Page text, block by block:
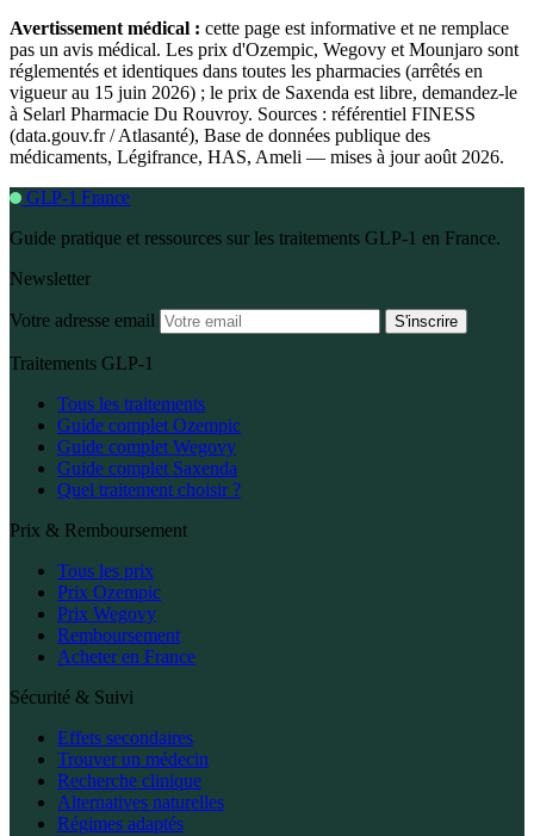
Avertissement médical : cette page est informative et ne remplace
pas un avis médical. Les prix d'Ozempic, Wegovy et Mounjaro sont
réglementés et identiques dans toutes les pharmacies (arrêtés en
vigueur au 15 juin 2026) ; le prix de Saxenda est libre, demandez-le
à Selarl Pharmacie Du Rouvroy. Sources : référentiel FINESS
(data.gouv.fr / Atlasanté), Base de données publique des
médicaments, Légifrance, HAS, Ameli — mises à jour août 2026.
GLP-1 France
Guide pratique et ressources sur les traitements GLP-1 en France.
Newsletter
Votre adresse email S'inscrire
Traitements GLP-1
Tous les traitements
Guide complet Ozempic
Guide complet Wegovy
Guide complet Saxenda
Quel traitement choisir ?
Prix & Remboursement
Tous les prix
Prix Ozempic
Prix Wegovy
Remboursement
Acheter en France
Sécurité & Suivi
Effets secondaires
Trouver un médecin
Recherche clinique
Alternatives naturelles
Régimes adaptés